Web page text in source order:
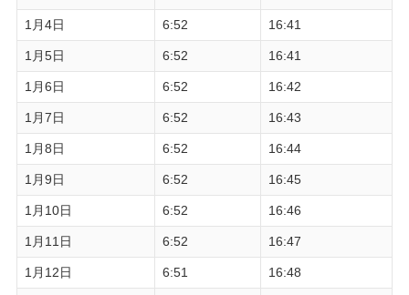
1月4日 6:52 16:41
1月5日 6:52 16:41
1月6日 6:52 16:42
1月7日 6:52 16:43
1月8日 6:52 16:44
1月9日 6:52 16:45
1月10日 6:52 16:46
1月11日 6:52 16:47
1月12日 6:51 16:48